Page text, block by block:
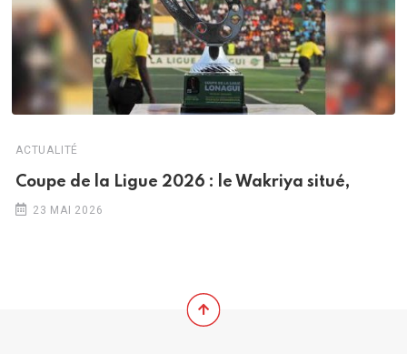
ACTUALITÉ
Coupe de la Ligue 2026 : le Wakriya situé,
23 MAI 2026